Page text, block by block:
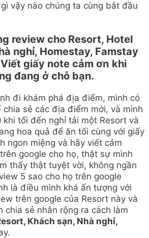
vậy nào chúng ta cùng bắt đầu
review cho Resort, Hotel
nghỉ, Homestay, Famstay
Viết giấy note cảm ơn khi
đang ở chỗ bạn.
đi khám phá địa điểm, mình có
chia sẻ các địa điểm mới, và mình
tối đến nghỉ tải một Resort và
hoa quả để ăn tối cùng với giấy
ngon miệng và hãy viết cảm
google cho họ, thật sự mình
thấy thật tuyệt vời, không ngần
5 sao cho họ trên google
là điều mình khá ấn tượng với
trên google của Resort này và
chia sẻ nhân rộng ra cách làm
Khách sạn, Nhà nghỉ,